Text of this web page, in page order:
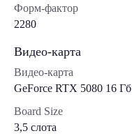
Форм-фактор
2280
Видео-карта
Видео-карта
GeForce RTX 5080 16 Гб
Board Size
3,5 слота